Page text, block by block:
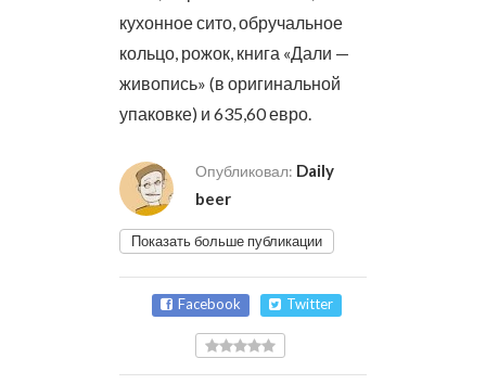
кухонное сито, обручальное
кольцо, рожок, книга «Дали —
живопись» (в оригинальной
упаковке) и 635,60 евро.
Опубликовал: Daily
beer
Показать больше публикации
Facebook Twitter